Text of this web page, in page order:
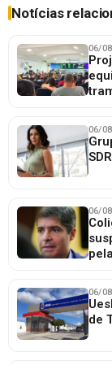
Notícias
06/
06/
06/
06/
de